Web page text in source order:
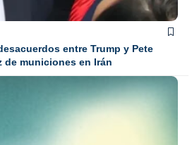
entre Trump y Pete
de municiones en Irán